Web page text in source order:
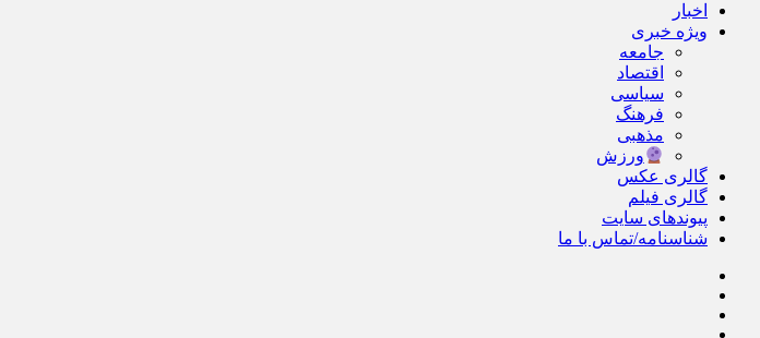
اخبار
ویژه خبری
جامعه
اقتصاد
سیاسی
فرهنگ
مذهبی
ورزش
گالری عکس
گالری فیلم
پیوندهای سایت
شناسنامه/تماس با ما